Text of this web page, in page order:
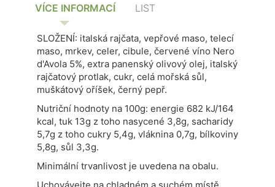
VÍCE INFORMACÍ LIST
SLOŽENÍ: italská rajčata, vepřové maso, telecí
maso, mrkev, celer, cibule, červené víno Nero
d'Avola 5%, extra panenský olivový olej, italský
rajčatový protlak, cukr, celá mořská sůl,
muškátový oříšek, černý pepř.
Nutriční hodnoty na 100g: energie 682 kJ/164
kcal, tuk 13g z toho nasycené 3,8g, sacharidy
5,7g z toho cukry 5,4g, vláknina 0,7g, bílkoviny
5,8g, sůl 3,3g.
Minimální trvanlivost je uvedena na obalu.